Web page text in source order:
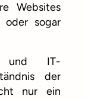
Websites
oder sogar
und IT-
der
nur ein